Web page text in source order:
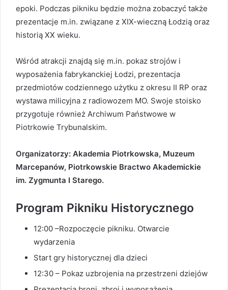
epoki. Podczas pikniku będzie można zobaczyć także
prezentacje m.in. związane z XIX-wieczną Łodzią oraz
historią XX wieku.
Wśród atrakcji znajdą się m.in. pokaz strojów i
wyposażenia fabrykanckiej Łodzi, prezentacja
przedmiotów codziennego użytku z okresu II RP oraz
wystawa milicyjna z radiowozem MO. Swoje stoisko
przygotuje również Archiwum Państwowe w
Piotrkowie Trybunalskim.
Organizatorzy: Akademia Piotrkowska, Muzeum
Marcepanów, Piotrkowskie Bractwo Akademickie
im. Zygmunta I Starego.
Program Pikniku Historycznego
12:00 –Rozpoczęcie pikniku. Otwarcie
wydarzenia
Start gry historycznej dla dzieci
12:30 – Pokaz uzbrojenia na przestrzeni dziejów